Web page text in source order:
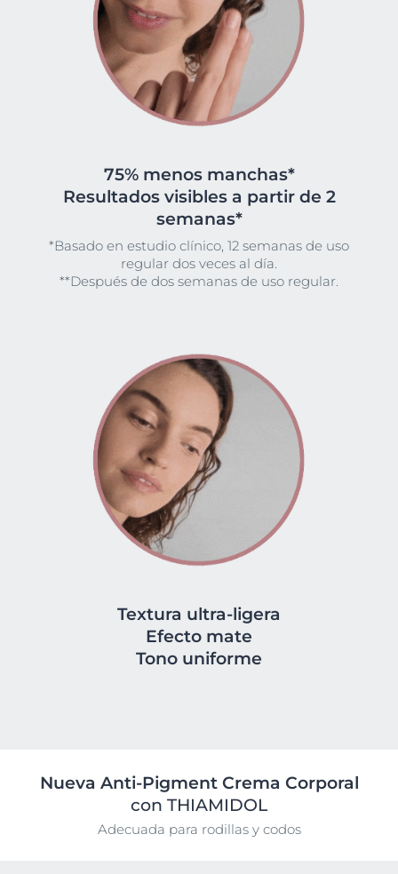
75% menos manchas*
Resultados visibles a partir de 2
semanas*
*Basado en estudio clínico, 12 semanas de uso
regular dos veces al día.
**Después de dos semanas de uso regular.
Textura ultra-ligera
Efecto mate
Tono uniforme
Nueva Anti-Pigment Crema Corporal
con THIAMIDOL
Adecuada para rodillas y codos